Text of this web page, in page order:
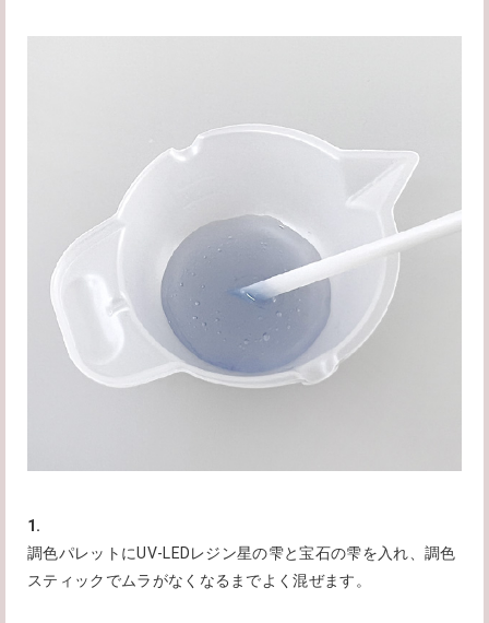
1.
調色パレットにUV-LEDレジン星の雫と宝石の雫を入れ、調色
スティックでムラがなくなるまでよく混ぜます。